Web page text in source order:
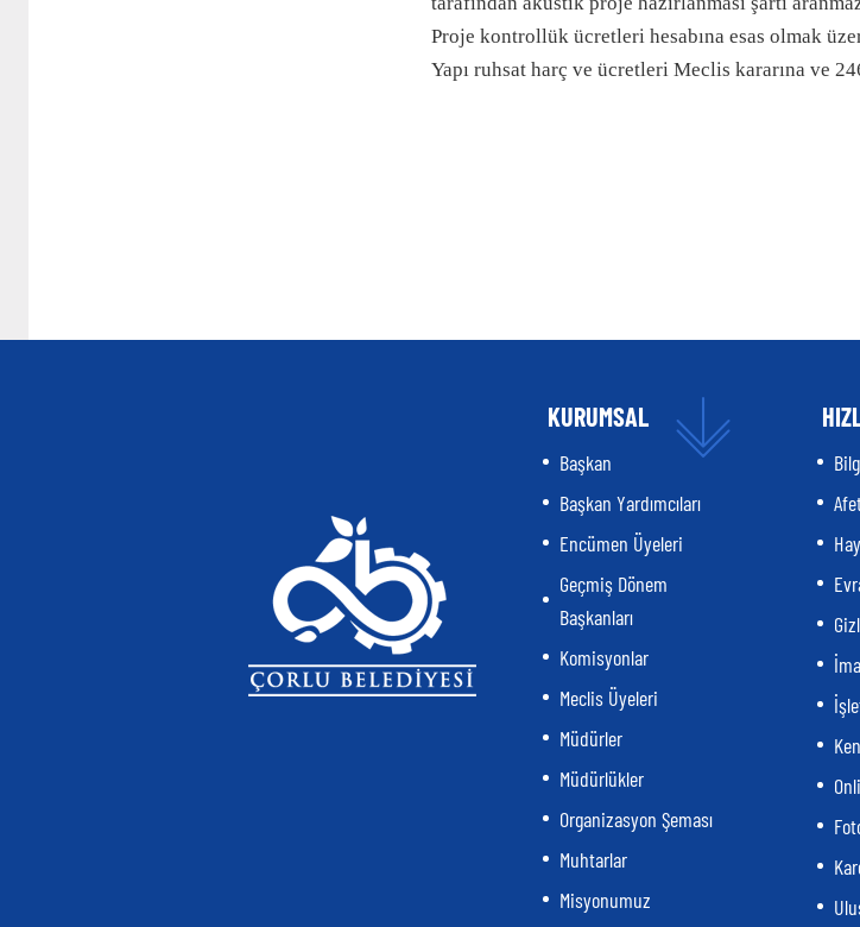
Proje kontrollük ücretleri hesabına esas olmak
Yapı ruhsat harç ve ücretleri Meclis kararına ve
KURUMSAL
Başkan
Başkan Yardımcıları
Encümen Üyeleri
Geçmiş Dönem
Başkanları
Komisyonlar
Meclis Üyeleri
Müdürler
Müdürlükler
Organizasyon Şeması
Muhtarlar
Misyonumuz